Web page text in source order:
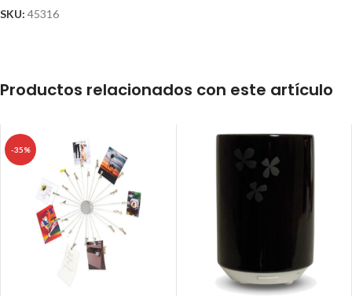
SKU: 45316
Productos relacionados con este artículo
-35%